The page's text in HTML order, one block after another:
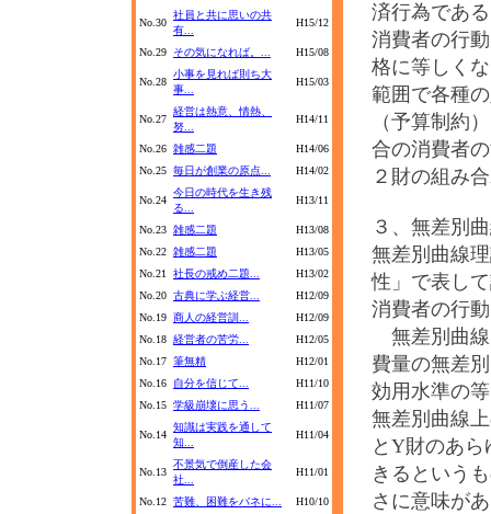
No.30
社員と共に思いの共
有...
H15/12
No.29 その気になれば。... H15/08
No.28
小事を見れば則ち大
事...
H15/03
No.27
経営は熱意、情熱、
努...
H14/11
No.26 雑感二題
H14/06
No.25 毎日が創業の原点... H14/02
No.24
今日の時代を生き残
る...
H13/11
No.23 雑感二題
H13/08
No.22 雑感二題
H13/05
No.21
社長の戒め二題...
H13/02
No.20 古典に学ぶ経営...
H12/09
No.19 商人の経営訓...
H12/09
No.18 経営者の苦労...
H12/05
No.17 筆無精
H12/01
No.16
自分を信じて...
H11/10
No.15 学級崩壊に思う... H11/07
No.14
知識は実践を通して
知...
H11/04
No.13
不景気で倒産した会
社...
H11/01
No.12 苦難、困難をバネに...
H10/10
済行為で
消費者の行
格に等しく
範囲で各種
（予算制約
合の消費者
２財の組み
３、無差別
無差別曲線
性」で表し
消費者の行
無差別曲線
費量の無差
効用水準の
無差別曲線
とY財のあ
きるという
さに意味が